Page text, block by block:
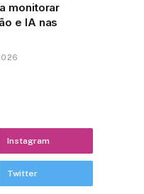
monitorar
e IA nas
Instagram
Twitter